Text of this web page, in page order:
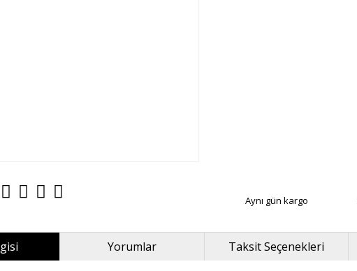
Aynı gün kargo
Yorumlar Taksit Seçenekleri